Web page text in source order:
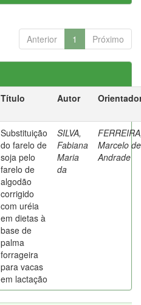
Anterior 1 Próximo
Título Autor
Substituição
do farelo de
soja pelo
farelo de
algodão
corrigido
com uréia
em dietas à
base de
palma
forrageira
para vacas
em lactação
SILVA,
Fabiana
Maria
da
Marcelo de
Andrade